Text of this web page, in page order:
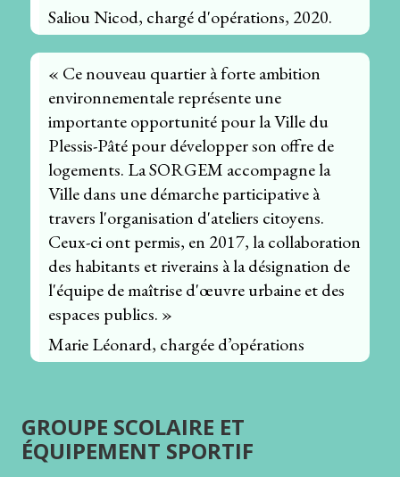
Saliou Nicod, chargé d'opérations, 2020.
« Ce nouveau quartier à forte ambition
environnementale représente une
importante opportunité pour la Ville du
Plessis-Pâté pour développer son offre de
logements. La SORGEM accompagne la
Ville dans une démarche participative à
travers l'organisation d'ateliers citoyens.
Ceux-ci ont permis, en 2017, la collaboration
des habitants et riverains à la désignation de
l'équipe de maîtrise d'œuvre urbaine et des
espaces publics. »
Marie Léonard, chargée d’opérations
GROUPE SCOLAIRE ET
ÉQUIPEMENT SPORTIF